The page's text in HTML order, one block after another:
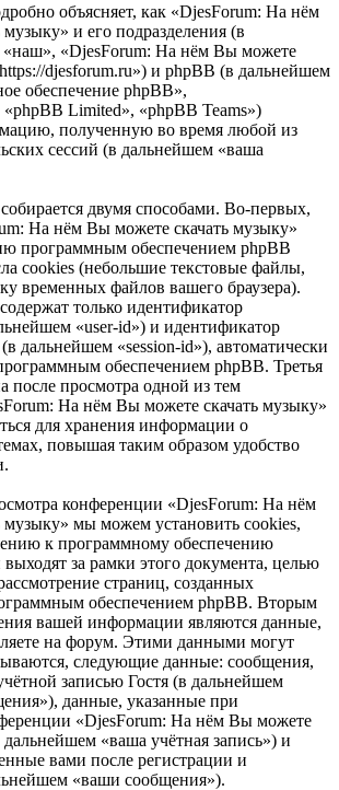
объясняет, как «DjesForum: На нём
и его подразделения (в
«DjesForum: На нём Вы можете
djesforum.ru») и phpBB (в дальнейшем
обеспечение phpBB»,
Limited», «phpBB Teams»)
полученную во время любой из
сессий (в дальнейшем «ваша
двумя способами. Во-первых,
На нём Вы можете скачать музыку»
программным обеспечением phpBB
cookies (небольшие текстовые файлы,
временных файлов вашего браузера).
только идентификатор
«user-id») и идентификатор
дальнейшем «session-id»), автоматически
обеспечением phpBB. Третья
после просмотра одной из тем
На нём Вы можете скачать музыку»
для хранения информации о
повышая таким образом удобство
конференции «DjesForum: На нём
мы можем установить cookies,
к программному обеспечению
за рамки этого документа, целью
страниц, созданных
обеспечением phpBB. Вторым
вашей информации являются данные,
на форум. Этими данными могут
следующие данные: сообщения,
записью Гостя (в дальнейшем
данные, указанные при
«DjesForum: На нём Вы можете
дальнейшем «ваша учётная запись») и
вами после регистрации и
«ваши сообщения»).